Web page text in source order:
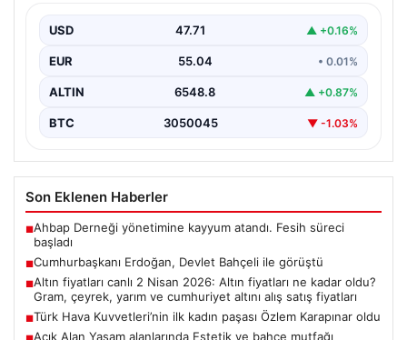
USD 47.71 ▲ +0.16%
EUR 55.04 • 0.01%
ALTIN 6548.8 ▲ +0.87%
BTC 3050045 ▼ -1.03%
Son Eklenen Haberler
■Ahbap Derneği yönetimine kayyum atandı. Fesih süreci
başladı
■Cumhurbaşkanı Erdoğan, Devlet Bahçeli ile görüştü
■Altın fiyatları canlı 2 Nisan 2026: Altın fiyatları ne kadar oldu?
Gram, çeyrek, yarım ve cumhuriyet altını alış satış fiyatları
■Türk Hava Kuvvetleri’nin ilk kadın paşası Özlem Karapınar oldu
Açık Alan Yaşam alanlarında Estetik ve bahçe mutfağı